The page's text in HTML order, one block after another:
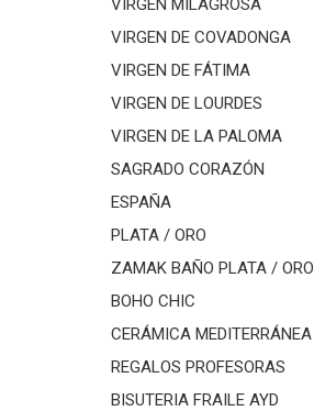
VIRGEN MILAGROSA
VIRGEN DE COVADONGA
VIRGEN DE FÁTIMA
VIRGEN DE LOURDES
VIRGEN DE LA PALOMA
SAGRADO CORAZÓN
ESPAÑA
PLATA / ORO
ZAMAK BAÑO PLATA / ORO
BOHO CHIC
CERÁMICA MEDITERRÁNEA
REGALOS PROFESORAS
BISUTERIA FRAILE AYD